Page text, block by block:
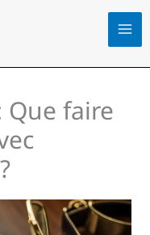
Que faire